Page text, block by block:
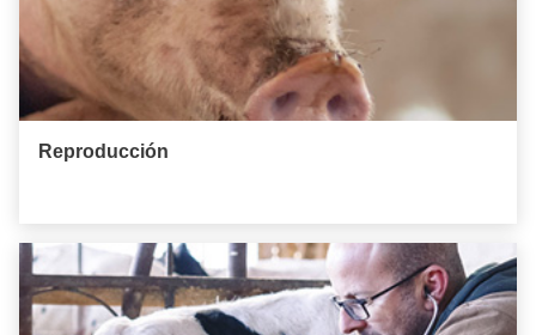
Reproducción